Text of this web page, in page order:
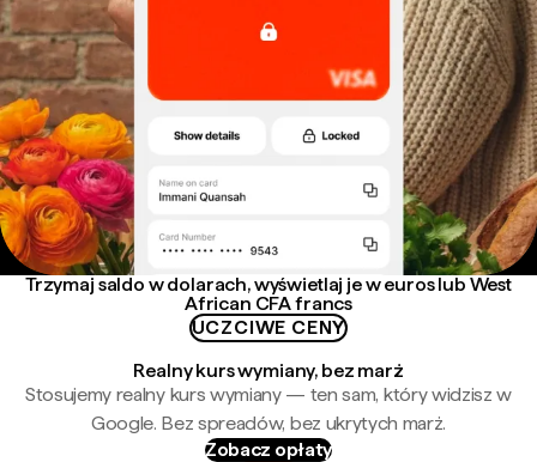
Trzymaj saldo w dolarach, wyświetlaj je w euros lub West
African CFA francs
UCZCIWE CENY
Realny kurs wymiany, bez marż
Stosujemy realny kurs wymiany — ten sam, który widzisz w
Google. Bez spreadów, bez ukrytych marż.
Zobacz opłaty